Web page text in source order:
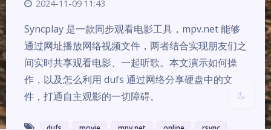
关闭 日落 暗化 灰度
2024-11-09 11:43
Syncplay 是一款同步观看电影工具，mpv.net 能够
通过网址播放网络视频文件，两者结合实现朋友们之
间实时共享观看电影、一起听歌。本文演示如何操
作，以及怎么利用 dufs 通过网络分享硬盘中的文
件，打通自主观影的一切障碍。